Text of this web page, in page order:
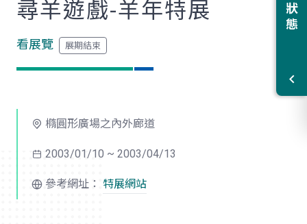
尋羊遊戲-羊年特展
看展覽
橢圓形廣場之內外廊道
2003/01/10 ~ 2003/04/13
參考網址： 特展網站